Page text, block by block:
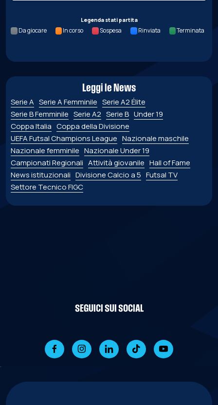
Legenda stati partita
Da giocare In corso Sospesa Rinviata Terminata
Leggi le News
Serie A Serie A Femminile Serie A2 Élite
Serie B Femminile Serie A2 Serie B Under 19
Coppa Italia Coppa della Divisione
UEFA Futsal Champions League Nazionale maschile
Nazionale femminile Nazionale Under 19
Campionati Regionali Attività giovanile Hall of Fame
News istituzionali Divisione Calcio a 5 Futsal TV
Settore Tecnico FIGC
SEGUICI SUI SOCIAL